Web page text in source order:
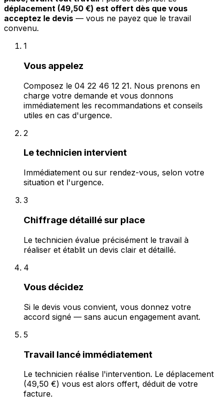
déplacement (49,50 €) est offert dès que vous
acceptez le devis — vous ne payez que le travail
convenu.
1
Vous appelez
Composez le 04 22 46 12 21. Nous prenons en
charge votre demande et vous donnons
immédiatement les recommandations et conseils
utiles en cas d'urgence.
2
Le technicien intervient
Immédiatement ou sur rendez-vous, selon votre
situation et l'urgence.
3
Chiffrage détaillé sur place
Le technicien évalue précisément le travail à
réaliser et établit un devis clair et détaillé.
4
Vous décidez
Si le devis vous convient, vous donnez votre
accord signé — sans aucun engagement avant.
5
Travail lancé immédiatement
Le technicien réalise l'intervention. Le déplacement
(49,50 €) vous est alors offert, déduit de votre
facture.